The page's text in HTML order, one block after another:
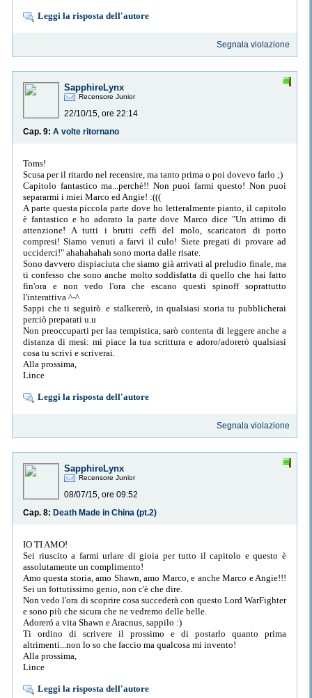
Leggi la risposta dell'autore
Segnala violazione
SapphireLynx
Recensore Junior
22/10/15, ore 22:14
Cap. 9: A volte ritornano
Toms!
Scusa per il ritardo nel recensire, ma tanto prima o poi dovevo farlo ;)
Capitolo fantastico ma...perchè!! Non puoi farmi questo! Non puoi
separarmi i miei Marco ed Angie! :(((
A parte questa piccola parte dove ho letteralmente pianto, il capitolo
è fantastico e ho adorato la parte dove Marco dice "Un attimo di
attenzione! A tutti i brutti ceffi del molo, scaricatori di porto
compresi! Siamo venuti a farvi il culo! Siete pregati di provare ad
ucciderci!" ahahahahah sono morta dalle risate.
Sono davvero dispiaciuta che siamo già arrivati al preludio finale, ma
ti confesso che sono anche molto soddisfatta di quello che hai fatto
fin'ora e non vedo l'ora che escano questi spinoff soprattutto
l'interattiva ^-^
Sappi che ti seguirò. e stalkererò, in qualsiasi storia tu pubblicherai
perciò preparati u.u
Non preoccuparti per laa tempistica, sarò contenta di leggere anche a
distanza di mesi: mi piace la tua scrittura e adoro/adorerò qualsiasi
cosa tu scrivi e scriverai.
Alla prossima,
Lince
Leggi la risposta dell'autore
Segnala violazione
SapphireLynx
Recensore Junior
08/07/15, ore 09:52
Cap. 8: Death Made in China (pt.2)
IO TI AMO!
Sei riuscito a farmi urlare di gioia per tutto il capitolo e questo è
assolutamente un complimento!
Amo questa storia, amo Shawn, amo Marco, e anche Marco e Angie!!!
Sei un fottutissimo genio, non c'è che dire.
Non vedo l'ora di scoprire cosa succederà con questo Lord WarFighter
e sono più che sicura che ne vedremo delle belle.
Adoreró a vita Shawn e Aracnus, sappilo :)
Ti ordino di scrivere il prossimo e di postarlo quanto prima
altrimenti...non lo so che faccio ma qualcosa mi invento!
Alla prossima,
Lince
Leggi la risposta dell'autore